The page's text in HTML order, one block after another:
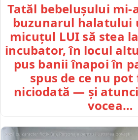
Tatăl bebelușului mi-
buzunarul halatului
micuțul LUI să stea
incubator, în locul
pus banii înapoi în
spus de ce nu pot
niciodată — și
vocea…